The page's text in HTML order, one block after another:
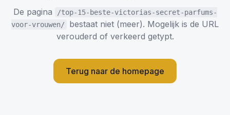
De pagina
/top-15-beste-victorias-secret-parfums-
voor-vrouwen/
bestaat niet (meer). Mogelijk is de URL
verouderd of verkeerd getypt.
Terug naar de homepage